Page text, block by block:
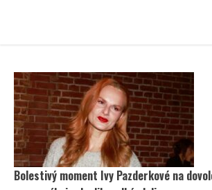
Bolestivý moment Ivy Pazderkové na